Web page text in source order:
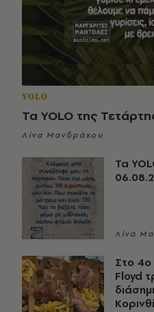
YOLO
Τα YOLO της
Λίνα Μανδράκου
Τα
Λίνα
Στο 4ο
Floyd